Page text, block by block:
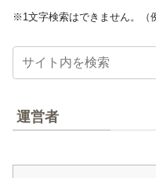
※1文字検索はできません。（
運営者